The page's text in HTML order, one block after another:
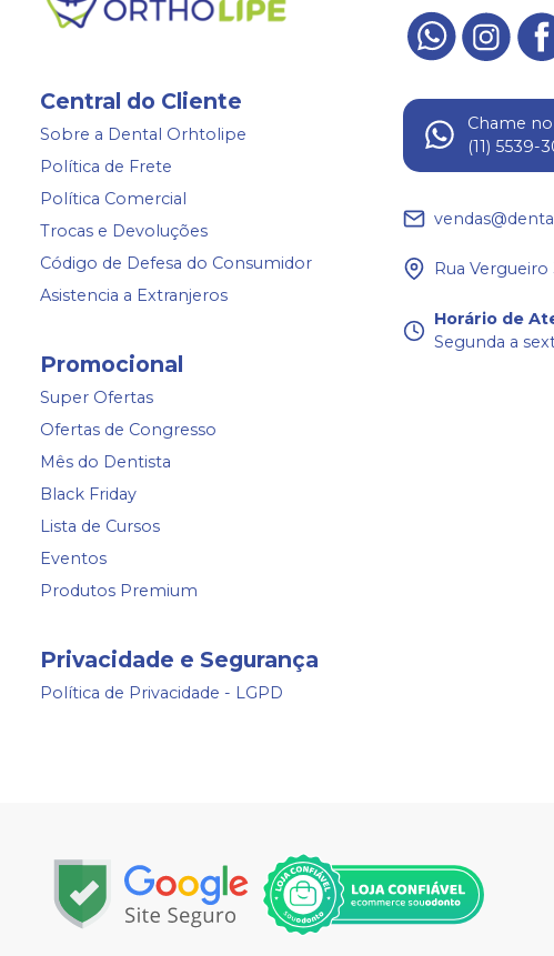
Central do Cliente
Sobre a Dental Orhtolipe
Política de Frete
Política Comercial
Trocas e Devoluções
Código de Defesa do Consumidor
Asistencia a Extranjeros
Promocional
Super Ofertas
Ofertas de Congresso
Mês do Dentista
Black Friday
Lista de Cursos
Eventos
Produtos Premium
Privacidade e Segurança
Política de Privacidade - LGPD
Chame no
(11) 5539-
Rua Vergueiro
Horário de
Segunda a